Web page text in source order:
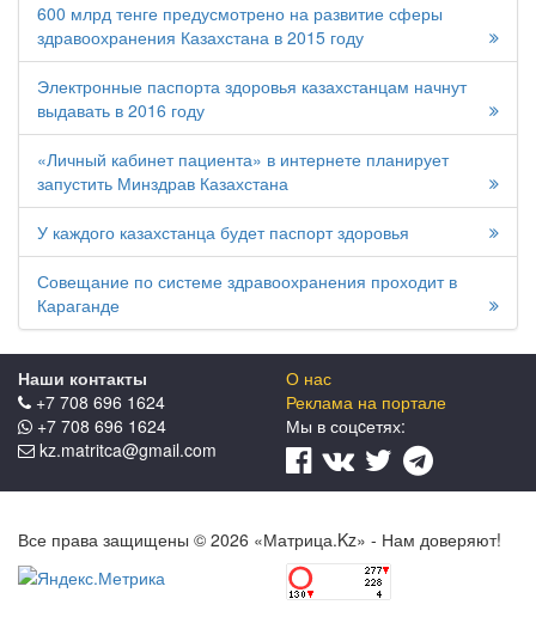
600 млрд тенге предусмотрено на развитие сферы
здравоохранения Казахстана в 2015 году
Электронные паспорта здоровья казахстанцам начнут
выдавать в 2016 году
«Личный кабинет пациента» в интернете планирует
запустить Минздрав Казахстана
У каждого казахстанца будет паспорт здоровья
Совещание по системе здравоохранения проходит в
Караганде
Наши контакты
+7 708 696 1624
+7 708 696 1624
kz.matritca@gmail.com
О нас
Реклама на портале
Мы в соцcетях:
Все права защищены © 2026 «Матрица.Kz» - Нам доверяют!